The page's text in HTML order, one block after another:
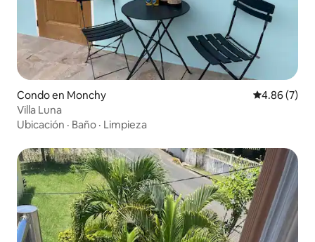
Condo en Monchy Calificación
4.86 (7)
Villa Luna
Ubicación · Baño · Limpieza